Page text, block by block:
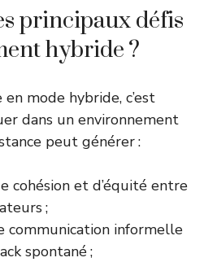
principaux défis
hybride ?
mode hybride, c’est
dans un environnement
peut générer :
cohésion et d’équité entre
;
communication informelle
spontané ;